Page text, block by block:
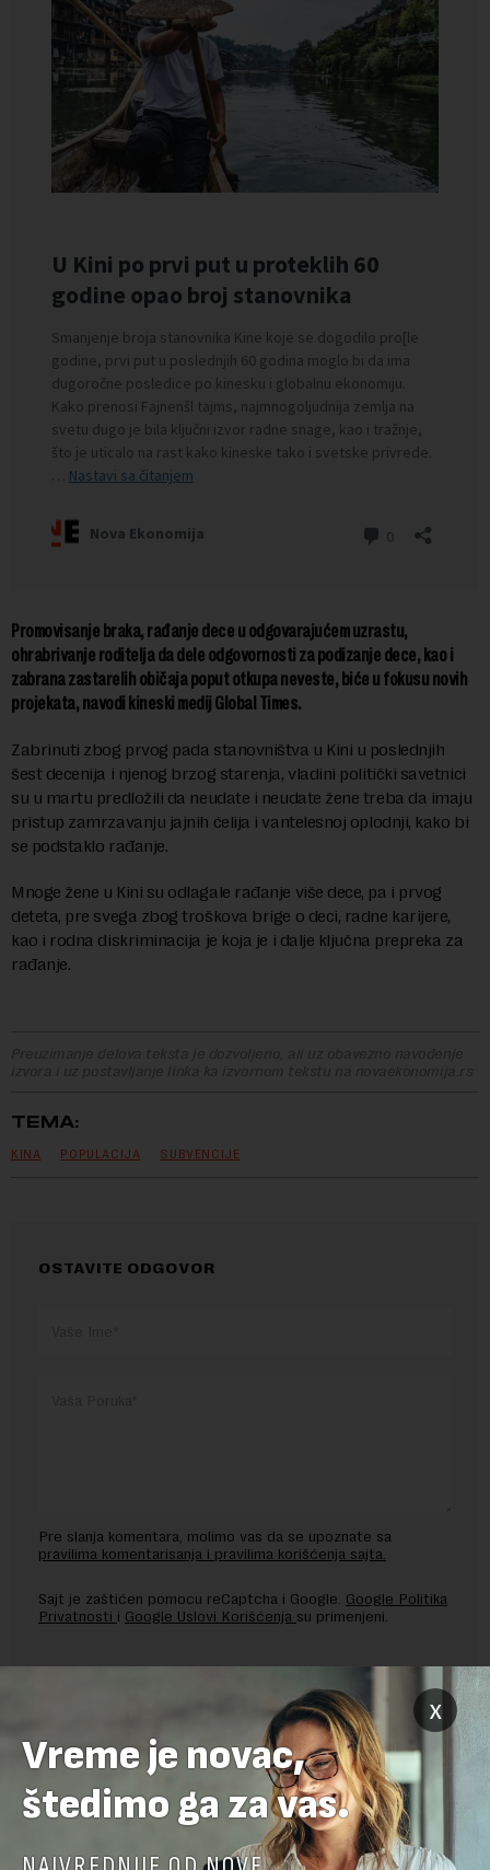
Promovisanje braka, rađanje dece u odgovarajućem uzrastu,
ohrabrivanje roditelja da dele odgovornosti za podizanje dece, kao i
zabrana zastarelih običaja poput otkupa neveste, biće u fokusu novih
projekata, navodi kineski medij Global Times.
Zabrinuti zbog prvog pada stanovništva u Kini u poslednjih
šest decenija i njenog brzog starenja, vladini politički savetnici
su u martu predložili da neudate i neudate žene treba da imaju
pristup zamrzavanju jajnih ćelija i vantelesnoj oplodnji, kako bi
se podstaklo rađanje.
Mnoge žene u Kini su odlagale rađanje više dece, pa i prvog
deteta, pre svega zbog troškova brige o deci, radne karijere,
kao i rodna diskriminacija je koja je i dalje ključna prepreka za
rađanje.
Preuzimanje delova teksta je dozvoljeno, ali uz obavezno navođenje
izvora i uz postavljanje linka ka izvornom tekstu na novaekonomija.rs
TEMA:
KINA POPULACIJA SUBVENCIJE
OSTAVITE ODGOVOR
Pre slanja komentara, molimo vas da se upoznate sa
pravilima komentarisanja i pravilima korišćenja sajta.
Sajt je zaštićen pomocu reCaptcha i Google. Google Politika
Privatnosti i Google Uslovi Korišćenja su primenjeni.
x
Vreme je novac,
štedimo ga za vas.